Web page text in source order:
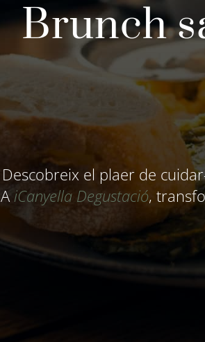
Brunch
Descobreix el plaer de
A iCanyella Degustació,